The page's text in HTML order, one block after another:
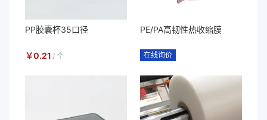
PP胶囊杯35口径
￥0.21 / 个
PE/PA高韧性热收缩膜
在线询价